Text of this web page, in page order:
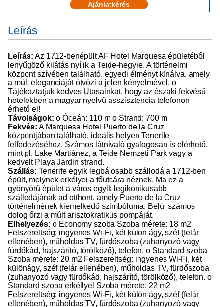
Ajánlatkérés
Leírás
Leírás: Az 1712-benépült AF Hotel Marquesa épületéből
lenyűgöző kilátás nyílik a Teide-hegyre. A történelmi
központ szívében található, egyedi élményt kínálva, amely
a múlt eleganciáját ötvözi a jelen kényelmével. o
Tájékoztatjuk kedves Utasainkat, hogy az északi fekvésű
hotelekben a magyar nyelvű asszisztencia telefonon
érhető el!
Távolságok: o Óceán: 110 m o Strand: 700 m
Fekvés: A Marquesa Hotel Puerto de la Cruz
központjában található, ideális helyen Tenerife
felfedezéséhez. Számos látnivaló gyalogosan is elérhető,
mint pl. Lake Martiánez, a Teide Nemzeti Park vagy a
kedvelt Playa Jardin strand.
Szállás: Tenerife egyik legbájosabb szállodája 1712-ben
épült, melynek erkélyei a főutcára néznek. Ma ez a
gyönyörű épület a város egyik legikonikusabb
szállodájának ad otthont, amely Puerto de la Cruz
történelmének kiemelkedő szimbóluma. Belül számos
dolog őrzi a múlt arisztokratikus pompáját.
Elhelyezés: o Economy szoba Szoba mérete: 18 m2
Felszereltség: ingyenes Wi-Fi, két külön ágy, széf (felár
ellenében), műholdas TV, fürdőszoba (zuhanyozó vagy
fürdőkád, hajszárító, törölköző), telefon. o Standard szoba
Szoba mérete: 20 m2 Felszereltség: ingyenes Wi-Fi, két
különágy, széf (felár ellenében), műholdas TV, fürdőszoba
(zuhanyozó vagy fürdőkád, hajszárító, törölköző), telefon. o
Standard szoba erkéllyel Szoba mérete: 22 m2
Felszereltség: ingyenes Wi-Fi, két külön ágy, széf (felár
ellenében), műholdas TV, fürdőszoba (zuhanyozó vagy